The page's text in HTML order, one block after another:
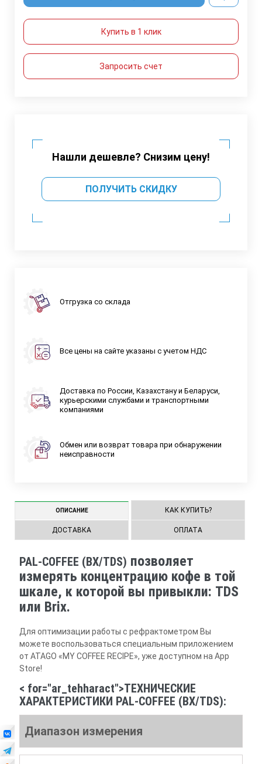
Купить в 1 клик
Запросить счет
Нашли дешевле? Снизим цену!
ПОЛУЧИТЬ СКИДКУ
Отгрузка со склада
Все цены на сайте указаны с учетом НДС
Доставка по России, Казахстану и Беларуси,
курьерскими службами и транспортными
компаниями
Обмен или возврат товара при обнаружении
неисправности
ОПИСАНИЕ КАК КУПИТЬ?
ДОСТАВКА ОПЛАТА
PAL-COFFEE (BX/TDS) позволяет
измерять концентрацию кофе в той
шкале, к которой вы привыкли: TDS
или Brix.
Для оптимизации работы с рефрактометром Вы
можете воспользоваться специальным приложением
от ATAGO «MY COFFEE RECIPE», уже доступном на App
Store!
< for="ar_tehharact">ТЕХНИЧЕСКИЕ
ХАРАКТЕРИСТИКИ PAL-COFFEE (BX/TDS):
Диапазон измерения